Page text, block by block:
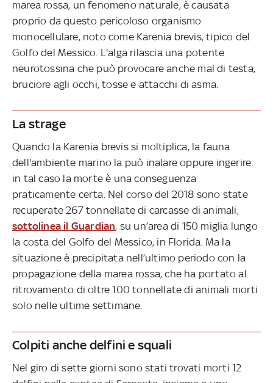
marea rossa, un fenomeno naturale, è causata
proprio da questo pericoloso organismo
monocellulare, noto come Karenia brevis, tipico del
Golfo del Messico. L'alga rilascia una potente
neurotossina che può provocare anche mal di testa,
bruciore agli occhi, tosse e attacchi di asma.
La strage
Quando la Karenia brevis si moltiplica, la fauna
dell'ambiente marino la può inalare oppure ingerire:
in tal caso la morte è una conseguenza
praticamente certa. Nel corso del 2018 sono state
recuperate 267 tonnellate di carcasse di animali,
sottolinea il Guardian, su un’area di 150 miglia lungo
la costa del Golfo del Messico, in Florida. Ma la
situazione è precipitata nell’ultimo periodo con la
propagazione della marea rossa, che ha portato al
ritrovamento di oltre 100 tonnellate di animali morti
solo nelle ultime settimane.
Colpiti anche delfini e squali
Nel giro di sette giorni sono stati trovati morti 12